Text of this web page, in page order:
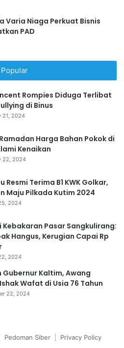
Varia Niaga Perkuat Bisnis
PAD
Popular
Rompies Diduga Terlibat
di Binus
21, 2024
Harga Bahan Pokok di
Kenaikan
22, 2024
Resmi Terima B1 KWK Golkar,
Maju Pilkada Kutim 2024
2024
Kebakaran Pasar Sangkulirang:
Hangus, Kerugian Capai Rp
2024
Gubernur Kaltim, Awang
Wafat di Usia 76 Tahun
22, 2024
Pedoman Siber Privacy Policy